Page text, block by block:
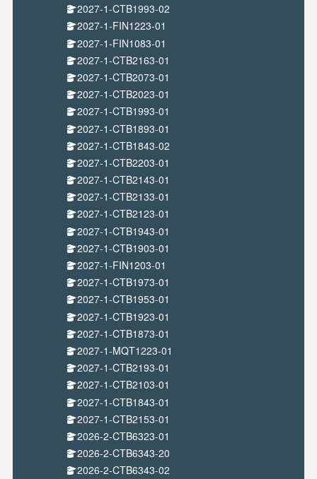
2027-1-CTB1993-02
2027-1-FIN1223-01
2027-1-FIN1083-01
2027-1-CTB2163-01
2027-1-CTB2073-01
2027-1-CTB2023-01
2027-1-CTB1993-01
2027-1-CTB1893-01
2027-1-CTB1843-02
2027-1-CTB2203-01
2027-1-CTB2143-01
2027-1-CTB2133-01
2027-1-CTB2123-01
2027-1-CTB1943-01
2027-1-CTB1903-01
2027-1-FIN1203-01
2027-1-CTB1973-01
2027-1-CTB1953-01
2027-1-CTB1923-01
2027-1-CTB1873-01
2027-1-MQT1223-01
2027-1-CTB2193-01
2027-1-CTB2103-01
2027-1-CTB1843-01
2027-1-CTB2153-01
2026-2-CTB6323-01
2026-2-CTB6343-20
2026-2-CTB6343-02